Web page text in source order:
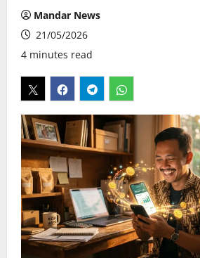
Mandar News
21/05/2026
4 minutes read